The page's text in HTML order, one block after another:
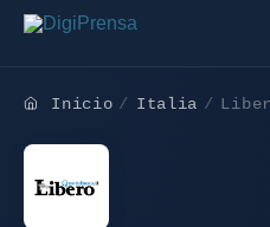
Inicio Italia